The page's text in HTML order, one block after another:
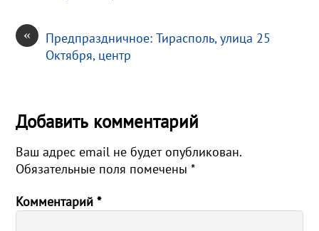
«
Предпраздничное: Тирасполь, улица 25
Октября, центр
Добавить комментарий
Ваш адрес email не будет опубликован.
Обязательные поля помечены*
Комментарий*